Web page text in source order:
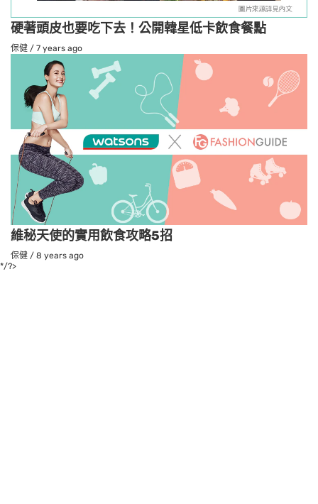
硬著頭皮也要吃下去！公開韓星低卡飲食餐點
保健 / 7 years ago
維秘天使的實用飲食攻略5招
保健 / 8 years ago
*/?>